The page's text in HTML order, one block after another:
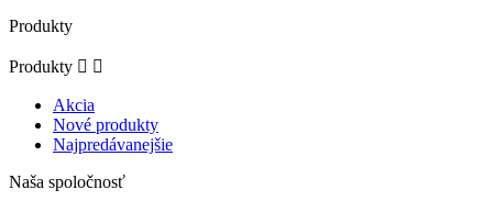
Produkty
Produkty  
Akcia
Nové produkty
Najpredávanejšie
Naša spoločnosť